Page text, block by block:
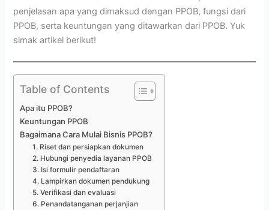
penjelasan apa yang dimaksud dengan PPOB, fungsi dari
PPOB, serta keuntungan yang ditawarkan dari PPOB. Yuk
simak artikel berikut!
Table of Contents
Apa itu PPOB?
Keuntungan PPOB
Bagaimana Cara Mulai Bisnis PPOB?
1. Riset dan persiapkan dokumen
2. Hubungi penyedia layanan PPOB
3. Isi formulir pendaftaran
4. Lampirkan dokumen pendukung
5. Verifikasi dan evaluasi
6. Penandatanganan perjanjian